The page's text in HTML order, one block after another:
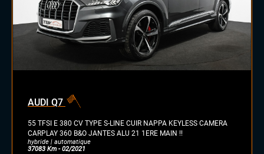
AUDI Q7
55 TFSI E 380 CV TYPE S-LINE CUIR NAPPA KEYLESS CAMERA
CARPLAY 360 B&O JANTES ALU 21 1ERE MAIN !!
hybride | automatique
37083 Km - 02/2021